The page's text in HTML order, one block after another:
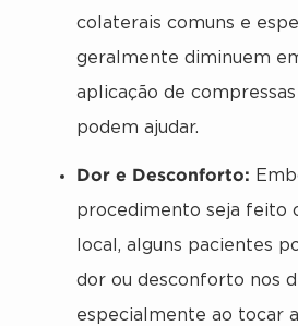
colaterais comuns e
geralmente diminuem
aplicação de
podem ajudar.
Dor e Desconforto:
procedimento seja feito
local, alguns pacientes
dor ou desconforto nos
especialmente ao tocar